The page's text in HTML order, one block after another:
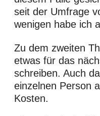
seit der Umfrage
wenigen habe ich
Zu dem zweiten
etwas für das
schreiben. Auch
einzelnen Person
Kosten.